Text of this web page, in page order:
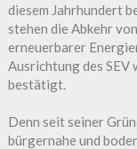
diesem Jahrhundert
stehen die Abkehr
erneuerbarer
Ausrichtung des SEV
bestätigt.
Denn seit seiner
bürgernahe und